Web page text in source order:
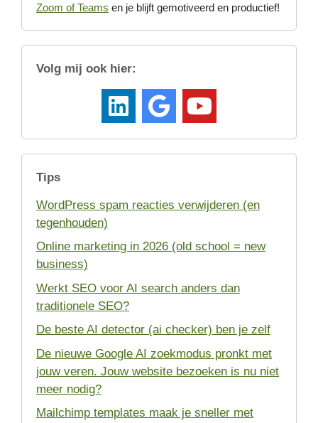
Zoom of Teams en je blijft gemotiveerd en productief!
Volg mij ook hier:
Tips
WordPress spam reacties verwijderen (en
tegenhouden)
Online marketing in 2026 (old school = new
business)
Werkt SEO voor AI search anders dan
traditionele SEO?
De beste AI detector (ai checker) ben je zelf
De nieuwe Google AI zoekmodus pronkt met
jouw veren. Jouw website bezoeken is nu niet
meer nodig?
Mailchimp templates maak je sneller met